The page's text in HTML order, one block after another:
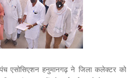
एसोसिएशन हनुमानगढ़ ने जिला कलेक्टर को